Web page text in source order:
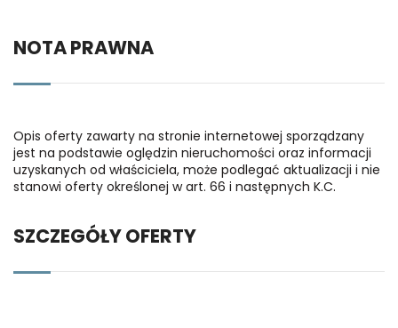
NOTA PRAWNA
Opis oferty zawarty na stronie internetowej sporządzany
jest na podstawie oględzin nieruchomości oraz informacji
uzyskanych od właściciela, może podlegać aktualizacji i nie
stanowi oferty określonej w art. 66 i następnych K.C.
SZCZEGÓŁY OFERTY